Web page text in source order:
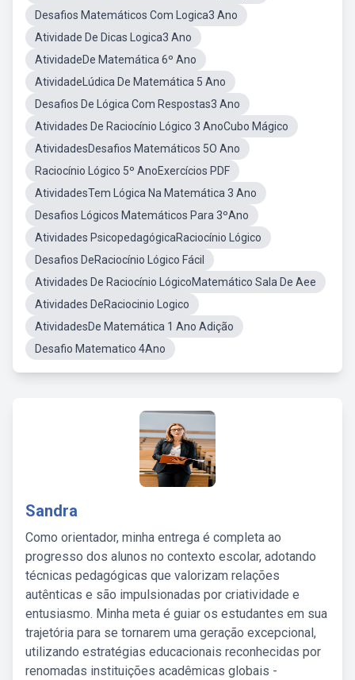
Desafios Matemáticos Com Logica3 Ano
Atividade De Dicas Logica3 Ano
AtividadeDe Matemática 6º Ano
AtividadeLúdica De Matemática 5 Ano
Desafios De Lógica Com Respostas3 Ano
Atividades De Raciocínio Lógico 3 AnoCubo Mágico
AtividadesDesafios Matemáticos 5O Ano
Raciocínio Lógico 5º AnoExercícios PDF
AtividadesTem Lógica Na Matemática 3 Ano
Desafios Lógicos Matemáticos Para 3ºAno
Atividades PsicopedagógicaRaciocínio Lógico
Desafios DeRaciocínio Lógico Fácil
Atividades De Raciocínio LógicoMatemático Sala De Aee
Atividades DeRaciocinio Logico
AtividadesDe Matemática 1 Ano Adição
Desafio Matematico 4Ano
Sandra
Como orientador, minha entrega é completa ao
progresso dos alunos no contexto escolar, adotando
técnicas pedagógicas que valorizam relações
autênticas e são impulsionadas por criatividade e
entusiasmo. Minha meta é guiar os estudantes em sua
trajetória para se tornarem uma geração excepcional,
utilizando estratégias educacionais reconhecidas por
renomadas instituições acadêmicas globais -